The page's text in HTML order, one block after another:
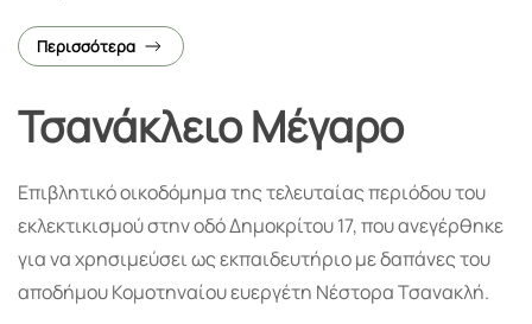
Περισσότερα
Τσανάκλειο Μέγαρο
Επιβλητικό οικοδόμημα της τελευταίας περιόδου του
εκλεκτικισμού στην οδό Δημοκρίτου 17, που ανεγέρθηκε
για να χρησιμεύσει ως εκπαιδευτήριο με δαπάνες του
αποδήμου Κομοτηναίου ευεργέτη Νέστορα Τσανακλή.